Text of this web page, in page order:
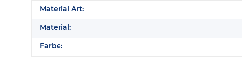
Material Art:
Material:
Farbe: